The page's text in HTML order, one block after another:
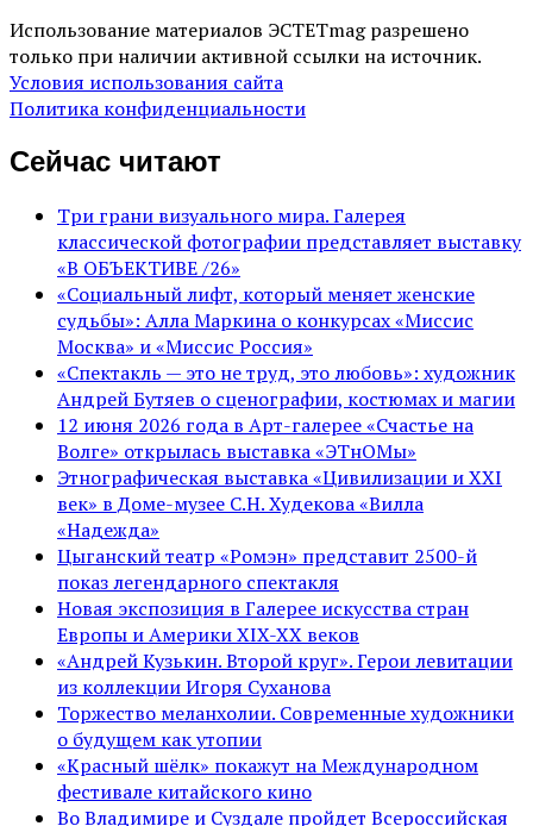
Использование материалов ЭСТЕТmag разрешено
только при наличии активной ссылки на источник.
Условия использования сайта
Политика конфиденциальности
Сейчас читают
Три грани визуального мира. Галерея
классической фотографии представляет выставку
«В ОБЪЕКТИВЕ /26»
«Социальный лифт, который меняет женские
судьбы»: Алла Маркина о конкурсах «Миссис
Москва» и «Миссис Россия»
«Спектакль — это не труд, это любовь»: художник
Андрей Бутяев о сценографии, костюмах и магии
12 июня 2026 года в Арт-галерее «Счастье на
Волге» открылась выставка «ЭТнОМы»
Этнографическая выставка «Цивилизации и ХХI
век» в Доме-музее С.Н. Худекова «Вилла
«Надежда»
Цыганский театр «Ромэн» представит 2500-й
показ легендарного спектакля
Новая экспозиция в Галерее искусства стран
Европы и Америки XIX-XX веков
«Андрей Кузькин. Второй круг». Герои левитации
из коллекции Игоря Суханова
Торжество меланхолии. Современные художники
о будущем как утопии
«Красный шёлк» покажут на Международном
фестивале китайского кино
Во Владимире и Суздале пройдет Всероссийская